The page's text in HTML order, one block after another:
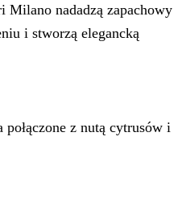
Milano nadadzą zapachowy
i stworzą elegancką
połączone z nutą cytrusów i